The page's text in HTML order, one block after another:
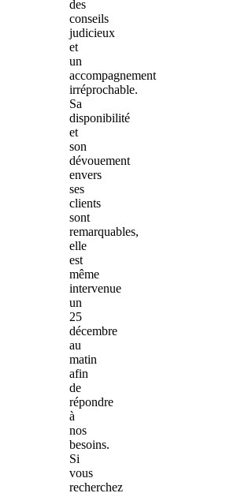
des
conseils
judicieux
et
un
accompagnement
irréprochable.
Sa
disponibilité
et
son
dévouement
envers
ses
clients
sont
remarquables,
elle
est
même
intervenue
un
25
décembre
au
matin
afin
de
répondre
à
nos
besoins.
Si
vous
recherchez